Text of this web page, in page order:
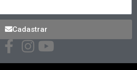
Cadastrar